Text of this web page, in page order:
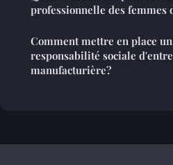
professionnelle des femmes
Comment mettre en place
responsabilité sociale
manufacturière?